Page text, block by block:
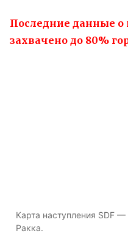
Последние данные о
захвачено до 80%
Карта наступления SDF
Ракка.